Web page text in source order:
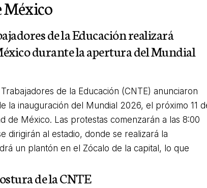
México
de la Educación realizará
durante la apertura del Mundial
de la Educación (CNTE) anunciaron
la inauguración del Mundial 2026, el próximo 11
de México. Las protestas comenzarán a las 8:00
dirigirán al estadio, donde se realizará la
un plantón en el Zócalo de la capital, lo que
de la CNTE